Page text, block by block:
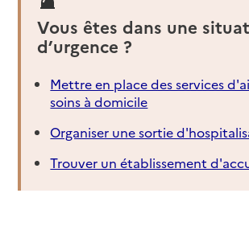
Vous êtes dans une
d’urgence ?
Mettre en place des services
soins à domicile
Organiser une sortie
Trouver un établissement